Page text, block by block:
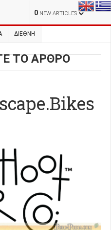
0 NEW ARTICLES
ΔΙΕΘΝΗ
ΤΟ ΑΡΘΡΟ